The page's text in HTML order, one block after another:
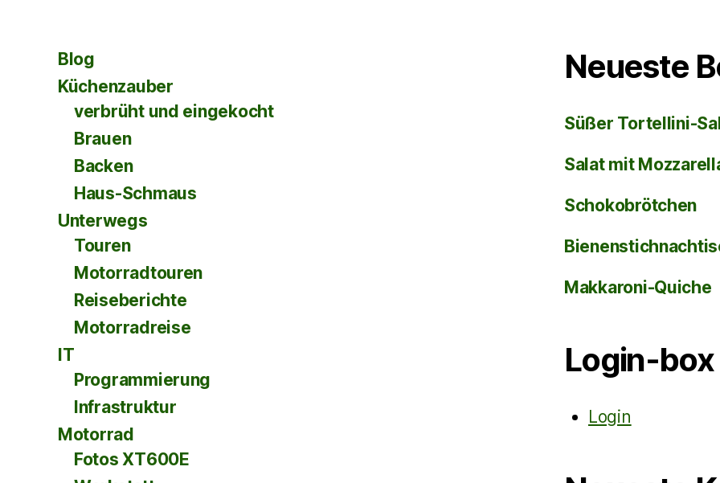
Blog
Küchenzauber
verbrüht und eingekocht
Brauen
Backen
Haus-Schmaus
Unterwegs
Touren
Motorradtouren
Reiseberichte
Motorradreise
IT
Programmierung
Infrastruktur
Motorrad
Fotos XT600E
Neueste
Süßer Tortellini-
Salat mit
Schokobrötchen
Makkaroni-Quiche
Login-box
Login